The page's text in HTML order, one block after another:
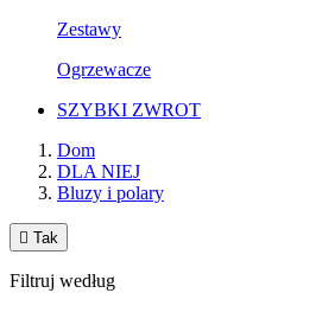
Zestawy
Ogrzewacze
SZYBKI ZWROT
Dom
DLA NIEJ
Bluzy i polary
 Tak
Filtruj według